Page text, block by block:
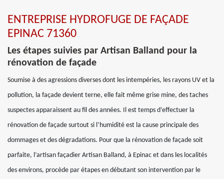
ENTREPRISE HYDROFUGE DE FAÇADE
EPINAC 71360
Les étapes suivies par Artisan Balland pour la
rénovation de façade
Soumise à des agressions diverses dont les intempéries, les rayons UV et la
pollution, la façade devient terne, elle fait même grise mine, des taches
suspectes apparaissent au fil des années. Il est temps d’effectuer la
rénovation de façade surtout si l’humidité est la cause principale des
dommages et des dégradations. Pour que la rénovation de façade soit
parfaite, l’artisan façadier Artisan Balland, à Epinac et dans les localités
des environs, procède par étapes en débutant son intervention par le